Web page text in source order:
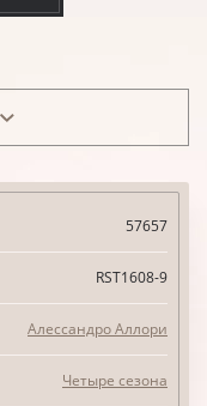
57657
RST1608-9
Алессандро Аллори
Четыре сезона